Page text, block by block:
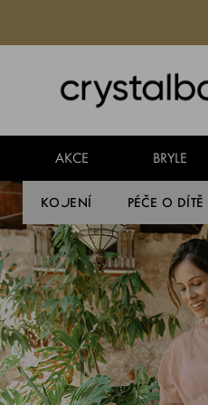
AKCE BRYLE
KOJENÍ PÉČE O DÍTĚ